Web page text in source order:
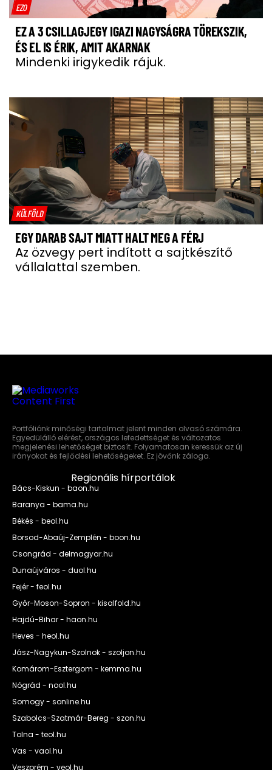
EZO
EZ A 3 CSILLAGJEGY IGAZI NAGYSÁGRA TÖREKSZIK,
ÉS EL IS ÉRIK, AMIT AKARNAK
Mindenki irigykedik rájuk.
KÜLFÖLD
EGY DARAB SAJT MIATT HALT MEG A FÉRJ
Az özvegy pert indított a sajtkészítő
vállalattal szemben.
Portfóliónk minőségi tartalmat jelent minden olvasó számára.
Egyedülálló elérést, országos lefedettséget és változatos
megjelenési lehetőséget biztosít. Folyamatosan keressük az új
irányokat és fejlődési lehetőségeket. Ez jövőnk záloga.
Regionális hírportálok
Bács-Kiskun - baon.hu
Baranya - bama.hu
Békés - beol.hu
Borsod-Abaúj-Zemplén - boon.hu
Csongrád - delmagyar.hu
Dunaújváros - duol.hu
Fejér - feol.hu
Győr-Moson-Sopron - kisalfold.hu
Hajdú-Bihar - haon.hu
Heves - heol.hu
Jász-Nagykun-Szolnok - szoljon.hu
Komárom-Esztergom - kemma.hu
Nógrád - nool.hu
Somogy - sonline.hu
Szabolcs-Szatmár-Bereg - szon.hu
Tolna - teol.hu
Vas - vaol.hu
Veszprém - veol.hu